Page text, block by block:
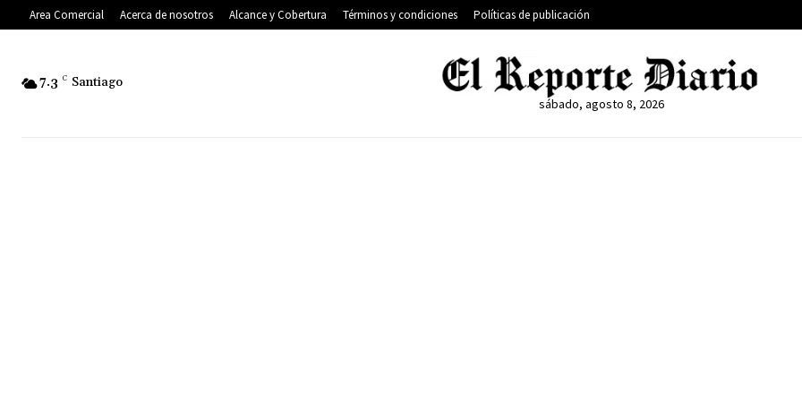
Area Comercial Acerca de nosotros Alcance y Cobertura Términos y condiciones Políticas de publicación
7.3 C Santiago
sábado, agosto 8, 2026